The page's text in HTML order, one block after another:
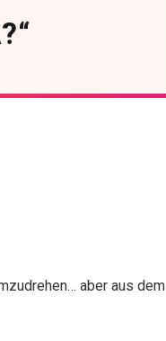
aber aus dem